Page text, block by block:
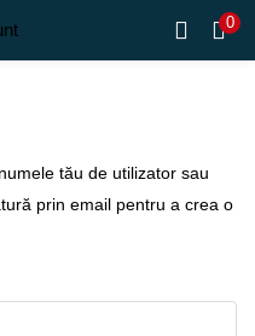
0
tău de utilizator sau
prin email pentru a crea o